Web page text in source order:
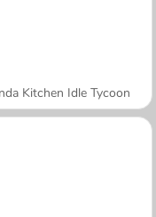
Kitchen Idle Tycoon